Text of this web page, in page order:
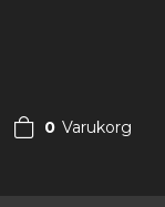
0 Varukorg